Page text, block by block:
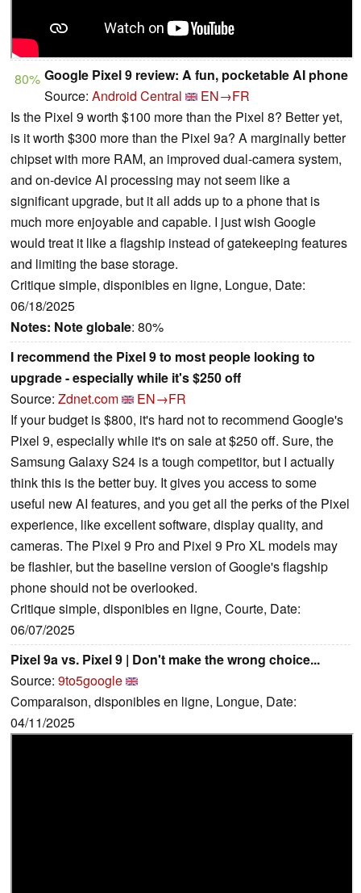
80% Google Pixel 9 review: A fun, pocketable AI phone
Source: Android Central
EN→FR
Is the Pixel 9 worth $100 more than the Pixel 8? Better yet,
is it worth $300 more than the Pixel 9a? A marginally better
chipset with more RAM, an improved dual-camera system,
and on-device AI processing may not seem like a
significant upgrade, but it all adds up to a phone that is
much more enjoyable and capable. I just wish Google
would treat it like a flagship instead of gatekeeping features
and limiting the base storage.
Critique simple, disponibles en ligne, Longue, Date:
06/18/2025
Notes: Note globale: 80%
I recommend the Pixel 9 to most people looking to
upgrade - especially while it's $250 off
Source: Zdnet.com
EN→FR
If your budget is $800, it's hard not to recommend Google's
Pixel 9, especially while it's on sale at $250 off. Sure, the
Samsung Galaxy S24 is a tough competitor, but I actually
think this is the better buy. It gives you access to some
useful new AI features, and you get all the perks of the Pixel
experience, like excellent software, display quality, and
cameras. The Pixel 9 Pro and Pixel 9 Pro XL models may
be flashier, but the baseline version of Google's flagship
phone should not be overlooked.
Critique simple, disponibles en ligne, Courte, Date:
06/07/2025
Pixel 9a vs. Pixel 9 | Don't make the wrong choice...
Source: 9to5google
Comparaison, disponibles en ligne, Longue, Date:
04/11/2025